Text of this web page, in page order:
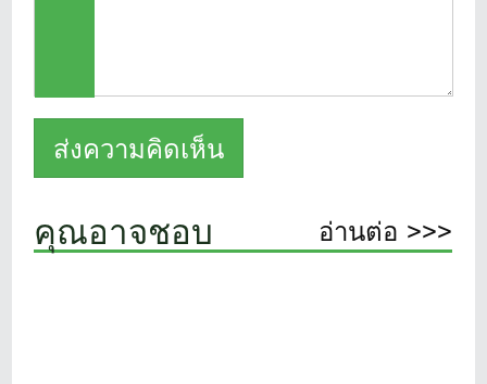
คุณอาจชอบ อ่านต่อ >>>